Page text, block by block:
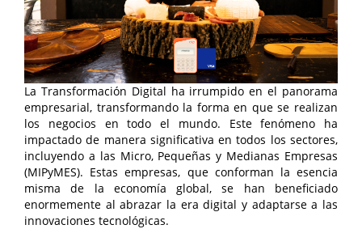
La Transformación Digital ha irrumpido en el panorama
empresarial, transformando la forma en que se realizan
los negocios en todo el mundo. Este fenómeno ha
impactado de manera significativa en todos los sectores,
incluyendo a las Micro, Pequeñas y Medianas Empresas
(MIPyMES). Estas empresas, que conforman la esencia
misma de la economía global, se han beneficiado
enormemente al abrazar la era digital y adaptarse a las
innovaciones tecnológicas.